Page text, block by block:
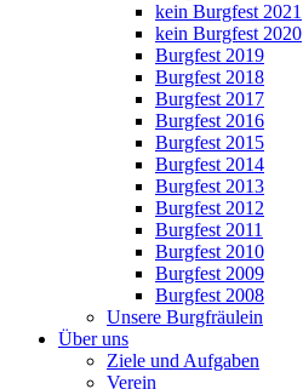
kein Burgfest 2021
kein Burgfest 2020
Burgfest 2019
Burgfest 2018
Burgfest 2017
Burgfest 2016
Burgfest 2015
Burgfest 2014
Burgfest 2013
Burgfest 2012
Burgfest 2011
Burgfest 2010
Burgfest 2009
Burgfest 2008
Unsere Burgfräulein
Über uns
Ziele und Aufgaben
Verein